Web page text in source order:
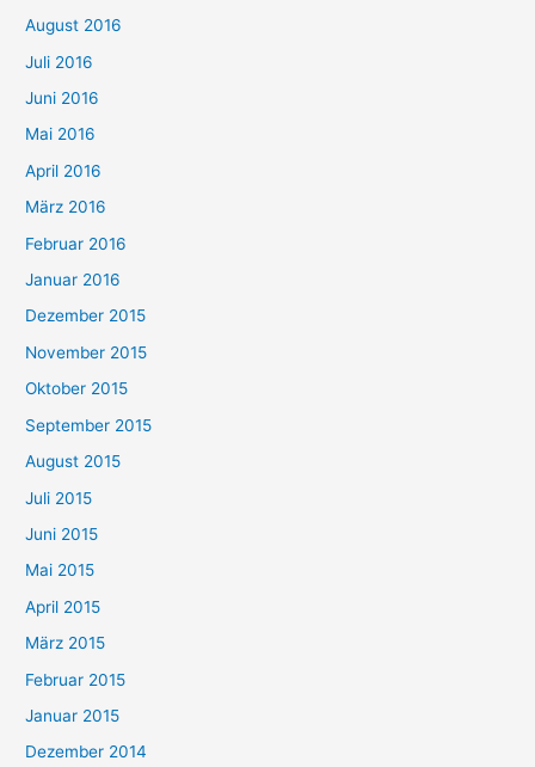
August 2016
Juli 2016
Juni 2016
Mai 2016
April 2016
März 2016
Februar 2016
Januar 2016
Dezember 2015
November 2015
Oktober 2015
September 2015
August 2015
Juli 2015
Juni 2015
Mai 2015
April 2015
März 2015
Februar 2015
Januar 2015
Dezember 2014